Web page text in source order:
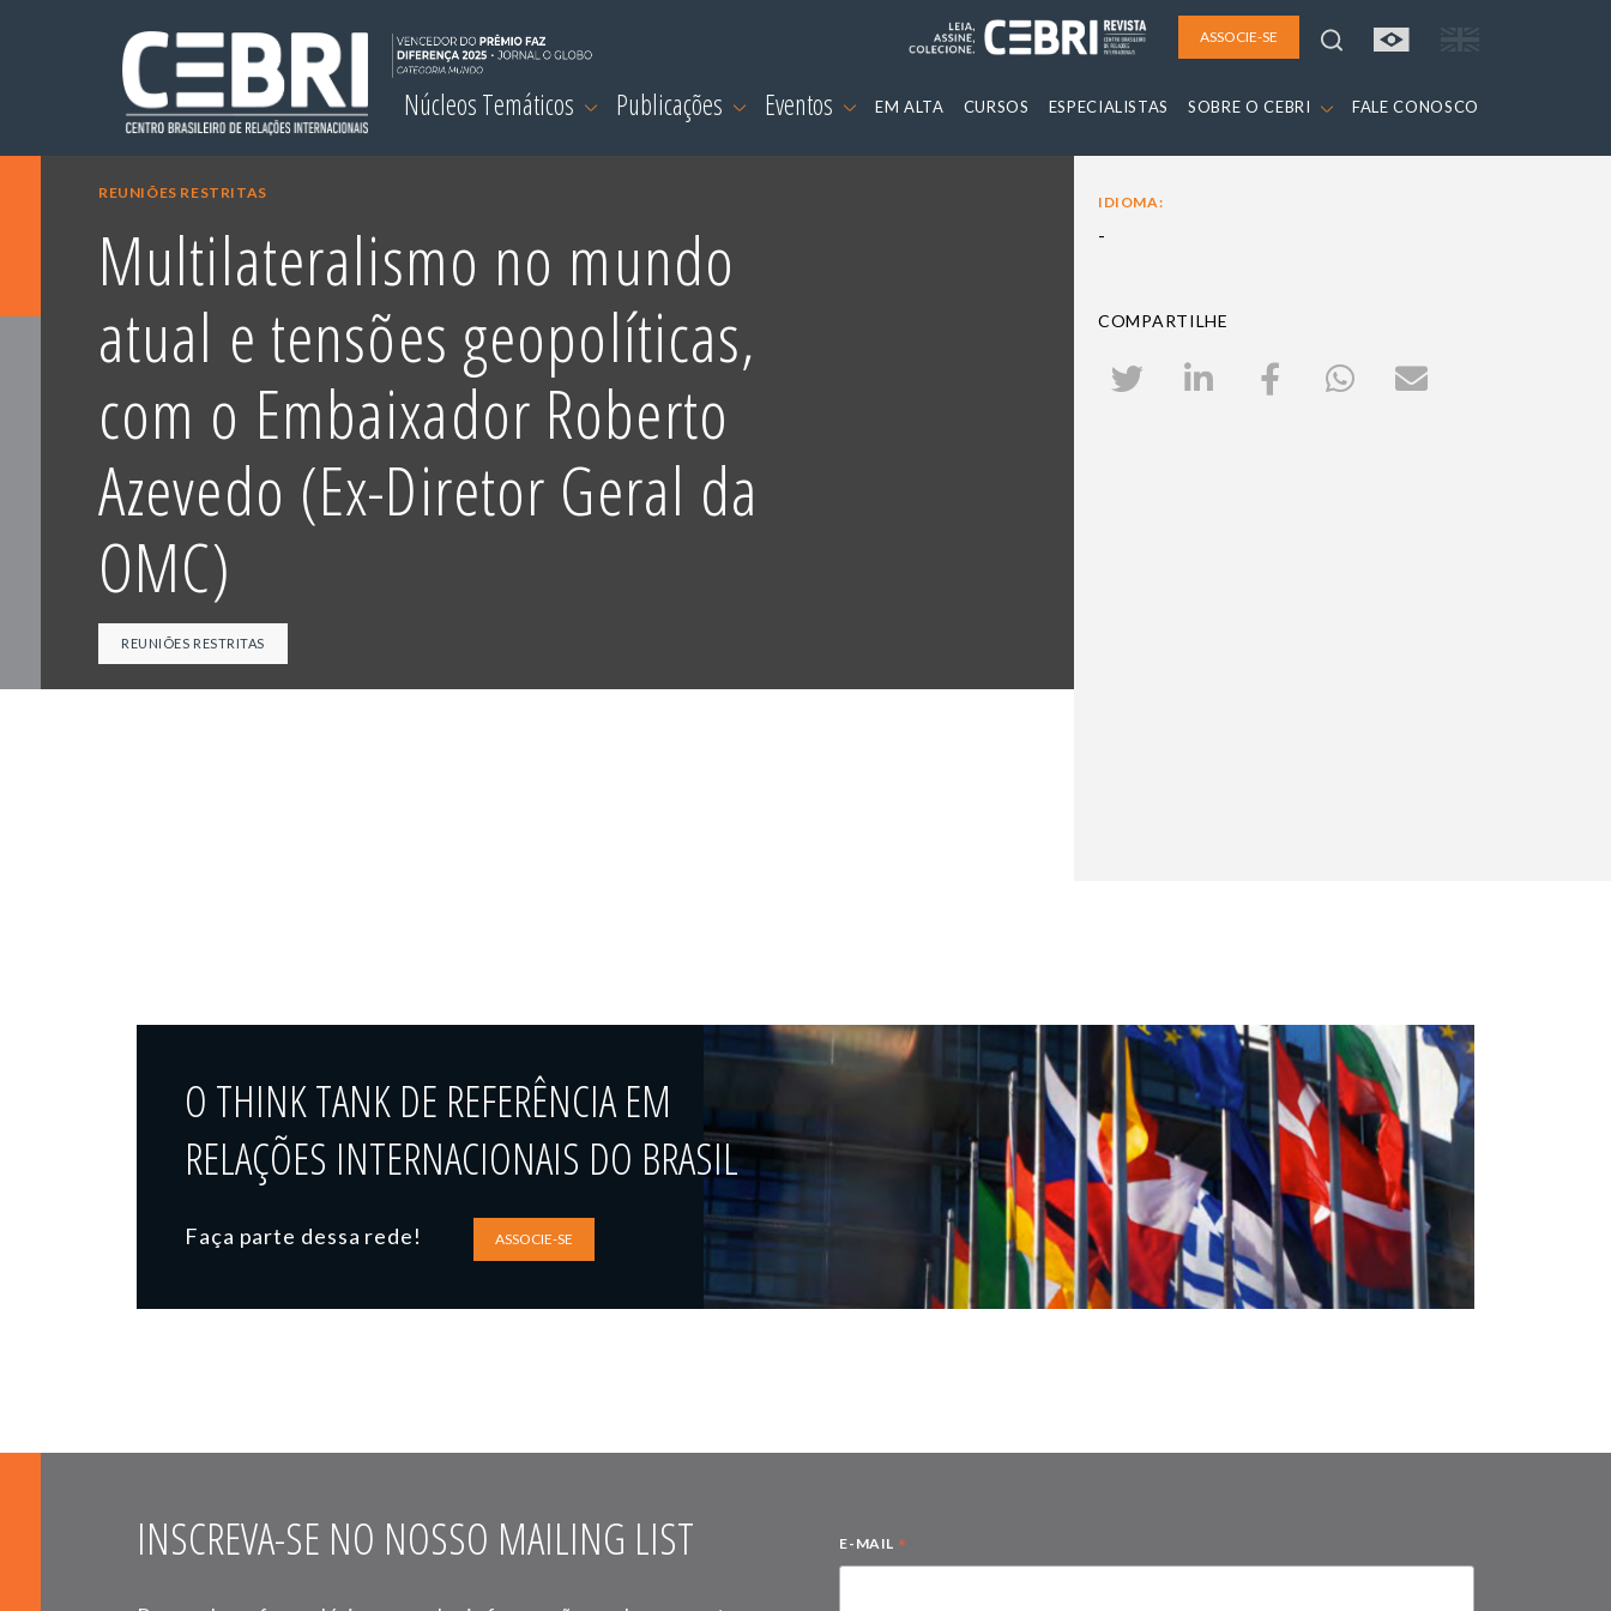
ASSOCIE-SE
Núcleos Temáticos Publicações Eventos EM ALTA CURSOS ESPECIALISTAS SOBRE O CEBRI FALE CONOSCO
REUNIÕES RESTRITAS
Multilateralismo no mundo
atual e tensões geopolíticas,
com o Embaixador Roberto
Azevedo (Ex-Diretor Geral da
OMC)
REUNIÕES RESTRITAS
IDIOMA:
-
COMPARTILHE
O THINK TANK DE REFERÊNCIA EM
RELAÇÕES INTERNACIONAIS DO BRASIL
Faça parte dessa rede! ASSOCIE-SE
INSCREVA-SE NO NOSSO MAILING LIST E-MAIL *